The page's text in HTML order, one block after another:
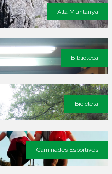
Alta Muntanya
Biblioteca
Bicicleta
Caminades Esportives